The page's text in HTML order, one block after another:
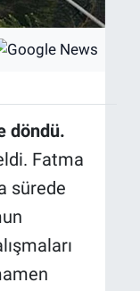
döndü.
Fatma
sürede